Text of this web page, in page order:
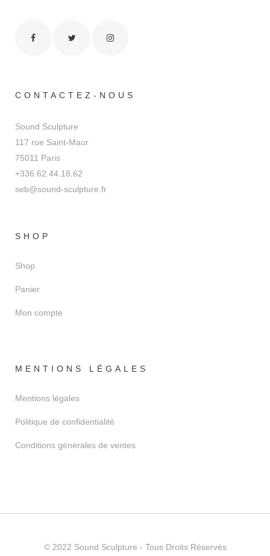
CONTACTEZ-NOUS
Sound Sculpture
117 rue Saint-Maur
75011 Paris
+336.62.44.18.62
seb@sound-sculpture.fr
SHOP
Shop
Panier
Mon compte
MENTIONS LÉGALES
Mentions légales
Politique de confidentialité
Conditions générales de ventes
© 2022 Sound Sculpture - Tous Droits Réservés